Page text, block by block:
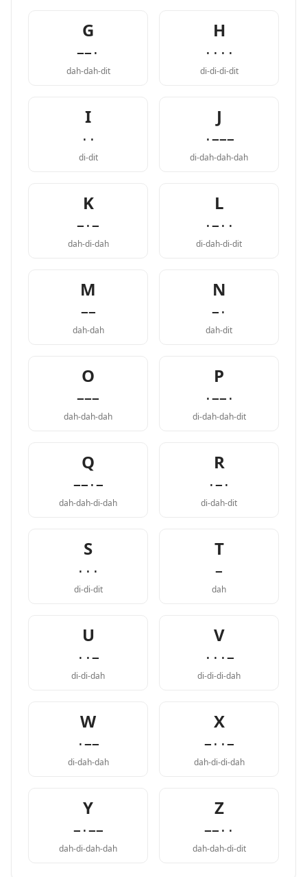
G
−−·
dah-dah-dit
H
····
di-di-di-dit
I
··
di-dit
J
·−−−
di-dah-dah-dah
K
−·−
dah-di-dah
L
·−··
di-dah-di-dit
M
−−
dah-dah
N
−·
dah-dit
O
−−−
dah-dah-dah
P
·−−·
di-dah-dah-dit
Q
−−·−
dah-dah-di-dah
R
·−·
di-dah-dit
S
···
di-di-dit
T
−
dah
U
··−
di-di-dah
V
···−
di-di-di-dah
W
·−−
di-dah-dah
X
−··−
dah-di-di-dah
Y
−·−−
dah-di-dah-dah
Z
−−··
dah-dah-di-dit